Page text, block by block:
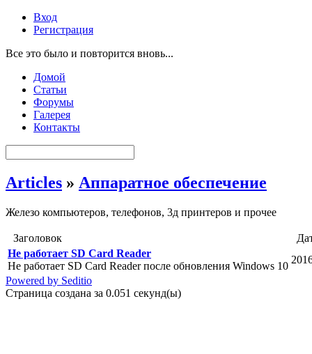
Вход
Регистрация
Все это было и повторится вновь...
Домой
Статьи
Форумы
Галерея
Контакты
Articles » Аппаратное обеспечение
Железо компьютеров, телефонов, 3д принтеров и прочее
Заголовок
Не работает SD Card Reader
Не работает SD Card Reader после обновления Windows 10
Powered by Seditio
Страница создана за 0.051 секунд(ы)